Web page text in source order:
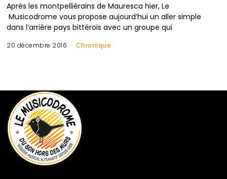
Après les montpelliérains de Mauresca hier, Le
Musicodrome vous propose aujourd’hui un aller simple
dans l’arrière pays bittérois avec un groupe qui
20 décembre 2016 Chronique